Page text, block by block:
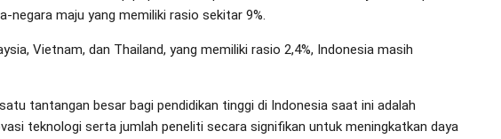
negara maju yang memiliki rasio sekitar 9%.
Vietnam, dan Thailand, yang memiliki rasio 2,4%, Indonesia masih
tantangan besar bagi pendidikan tinggi di Indonesia saat ini adalah
teknologi serta jumlah peneliti secara signifikan untuk meningkatkan daya